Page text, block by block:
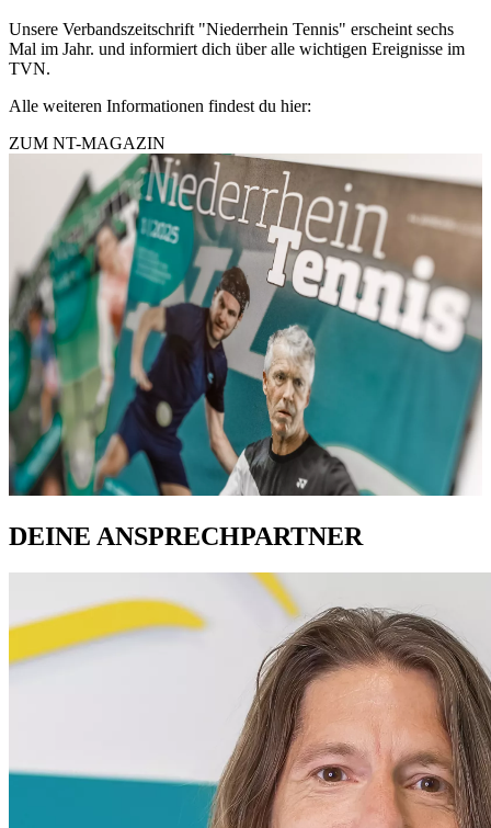
Unsere Verbandszeitschrift "Niederrhein Tennis" erscheint sechs
Mal im Jahr. und informiert dich über alle wichtigen Ereignisse im
TVN.
Alle weiteren Informationen findest du hier:
ZUM NT-MAGAZIN
DEINE ANSPRECHPARTNER